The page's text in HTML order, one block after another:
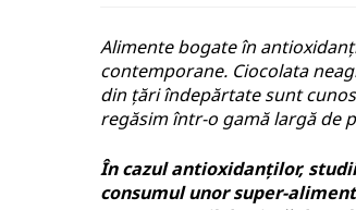
Alimente bogate în
contemporane. Ciocolata
din țări îndepărtate sunt
regăsim într-o gamă largă de
În cazul antioxidanților,
consumul unor super-